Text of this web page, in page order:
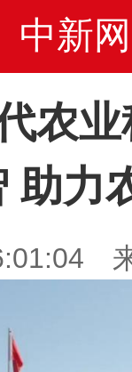
中新网
农
助力